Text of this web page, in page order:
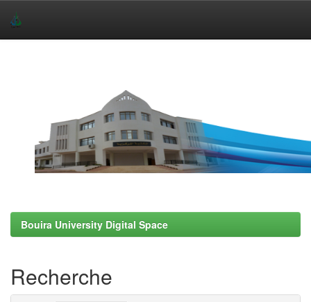
Bouira University Digital Space
Recherche